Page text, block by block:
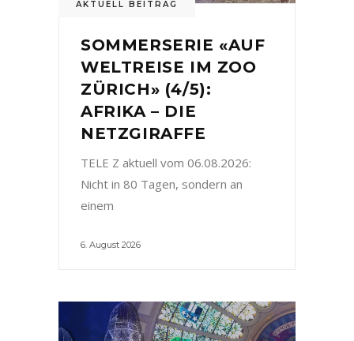
AKTUELL BEITRAG
SOMMERSERIE «AUF
WELTREISE IM ZOO
ZÜRICH» (4/5):
AFRIKA – DIE
NETZGIRAFFE
TELE Z aktuell vom 06.08.2026:
Nicht in 80 Tagen, sondern an
einem
6. August 2026